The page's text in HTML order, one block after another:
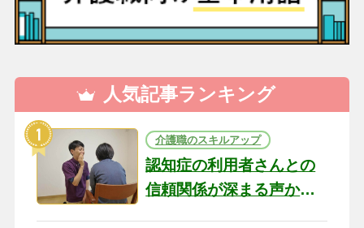
人気記事ランキング
介護職のスキルアップ
認知症の利用者さんとの
信頼関係が深まる声かけ